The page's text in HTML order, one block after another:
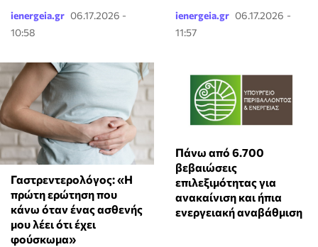
ienergeia.gr 06.17.2026 -
10:58
ienergeia.gr 06.17.2026 -
11:57
Γαστρεντερολόγος: «Η
πρώτη ερώτηση που
κάνω όταν ένας ασθενής
μου λέει ότι έχει
φούσκωμα»
Πάνω από 6.700
βεβαιώσεις
επιλεξιμότητας για
ανακαίνιση και ήπια
ενεργειακή αναβάθμιση